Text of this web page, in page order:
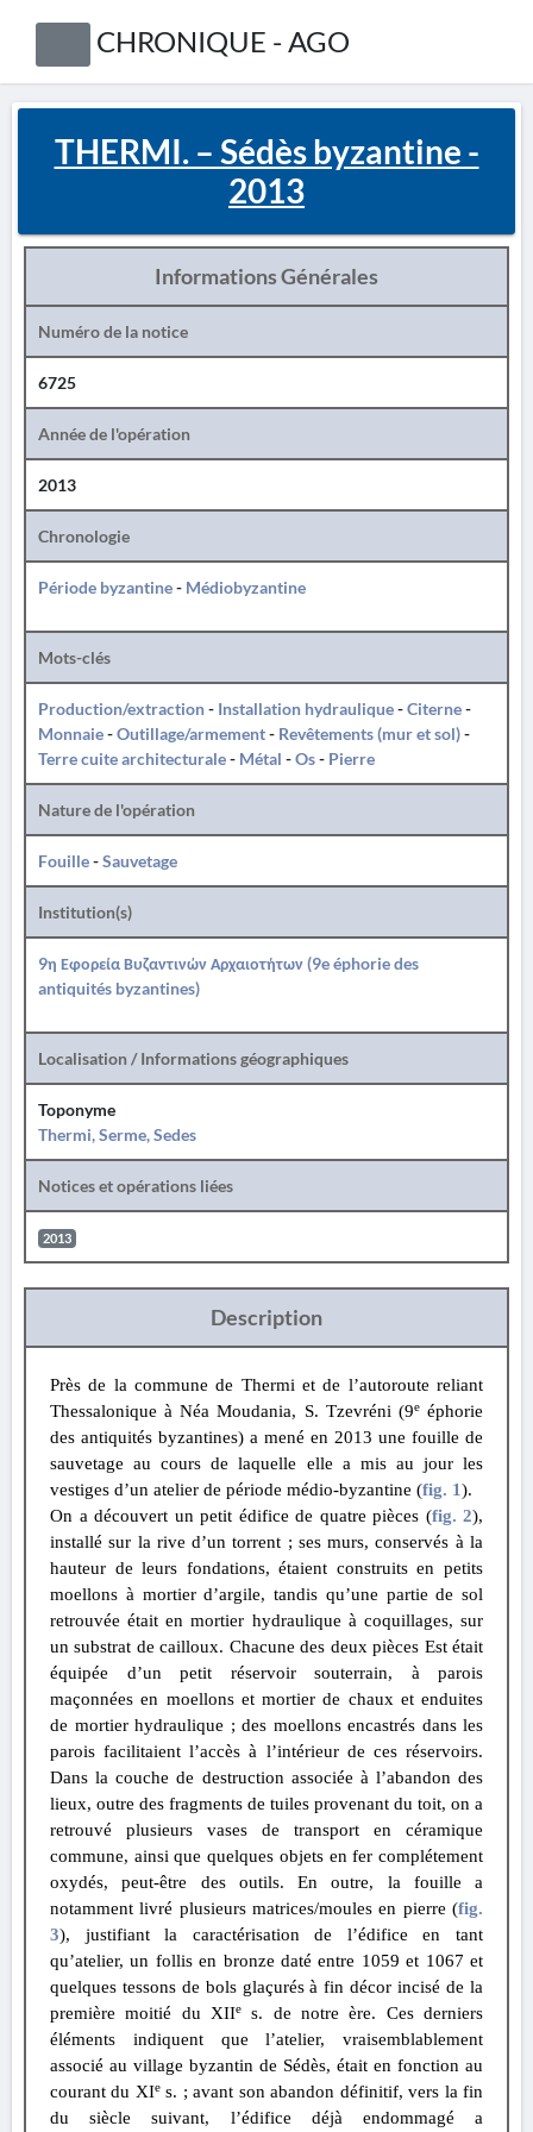
CHRONIQUE - AGO
THERMI. – Sédès byzantine -
2013
Informations Générales
Numéro de la notice
6725
Année de l'opération
2013
Chronologie
Période byzantine- Médiobyzantine
Mots-clés
Production/extraction- Installation hydraulique-Citerne-
Monnaie-Outillage/armement- Revêtements (mur et sol)-
Terre cuite architecturale- Métal -Os- Pierre
Nature de l'opération
Fouille-Sauvetage
Institution(s)
9η Εφορεία Βυζαντινών Αρχαιοτήτων (9e éphorie des
antiquités byzantines)
Localisation / Informations géographiques
Toponyme
Thermi, Serme, Sedes
Notices et opérations liées
2013
Description
Près de la commune de Thermi et de l’autoroute reliant
Thessalonique à Néa Moudania, S. Tzevréni (9eéphorie
des antiquités byzantines) a mené en 2013 une fouille de
sauvetage au cours de laquelle elle a mis au jour les
vestiges d’un atelier de période médio-byzantine (fig. 1).
On a découvert un petit édifice de quatre pièces (fig. 2),
installé sur la rive d’un torrent ; ses murs, conservés à la
hauteur de leurs fondations, étaient construits en petits
moellons à mortier d’argile, tandis qu’une partie de sol
retrouvée était en mortier hydraulique à coquillages, sur
un substrat de cailloux. Chacune des deux pièces Est était
équipée d’un petit réservoir souterrain, à parois
maçonnées en moellons et mortier de chaux et enduites
de mortier hydraulique ; des moellons encastrés dans les
parois facilitaient l’accès à l’intérieur de ces réservoirs.
Dans la couche de destruction associée à l’abandon des
lieux, outre des fragments de tuiles provenant du toit, on a
retrouvé plusieurs vases de transport en céramique
commune, ainsi que quelques objets en fer complétement
oxydés, peut-être des outils. En outre, la fouille a
notamment livré plusieurs matrices/moules en pierre (fig.
3), justifiant la caractérisation de l’édifice en tant
qu’atelier, un follis en bronze daté entre 1059 et 1067 et
quelques tessons de bols glaçurés à fin décor incisé de la
première moitié du XIIe
s. de notre ère. Ces derniers
éléments indiquent que l’atelier, vraisemblablement
associé au village byzantin de Sédès, était en fonction au
courant du XIes. ; avant son abandon définitif, vers la fin
du siècle suivant, l’édifice déjà endommagé a